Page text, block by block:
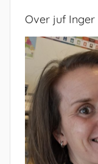
Over juf Inger